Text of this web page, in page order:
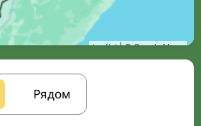
Leaflet| © Google Maps
Рядом